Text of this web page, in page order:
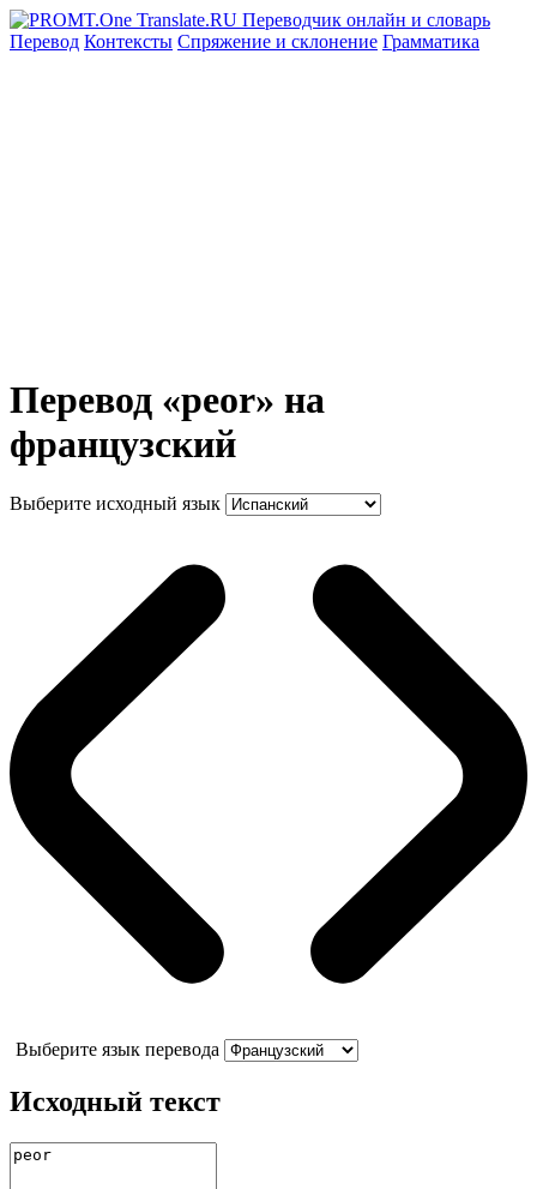
Перевод Контексты Спряжение и склонение Грамматика
Перевод «peor» на
французский
Выберите исходный язык
Выберите язык перевода
Исходный текст